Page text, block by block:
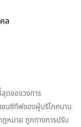
ดของวงการ
ซนซิทีฟของผู้บริโภคนาน
ฎหมาย ถูกทางการปรับ